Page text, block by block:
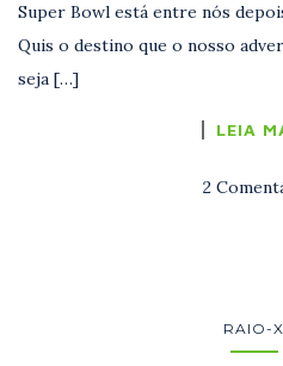
Super Bowl está entre nós
Quis o destino que o nosso
seja […]
LEIA
2
RAIO-X